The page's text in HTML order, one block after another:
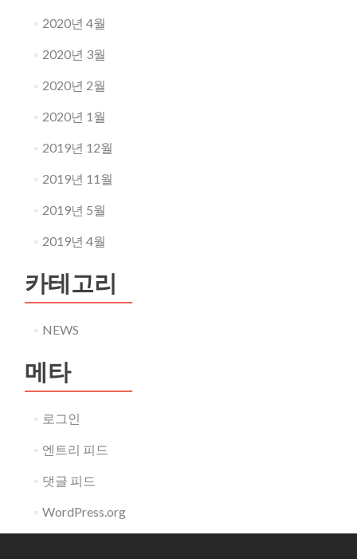
2020년 4월
2020년 3월
2020년 2월
2020년 1월
2019년 12월
2019년 11월
2019년 5월
2019년 4월
카테고리
NEWS
메타
로그인
엔트리 피드
댓글 피드
WordPress.org